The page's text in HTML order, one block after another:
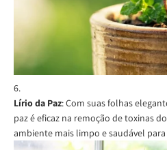
Lírio da Paz: Com suas folhas
paz é eficaz na remoção de toxinas
ambiente mais limpo e saudável